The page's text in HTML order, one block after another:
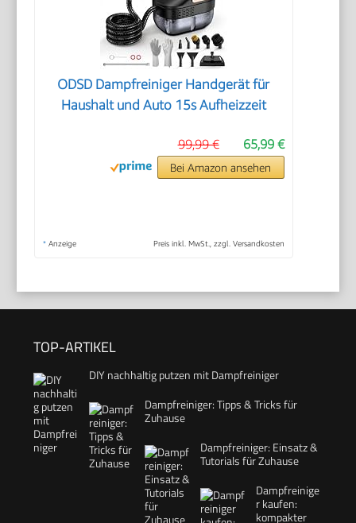
ODSD Dampfreiniger Handgerät für
Haushalt und Auto 15s Aufheizzeit
65,99 €
99,99 €
Bei Amazon ansehen
* Anzeige Preis inkl. MwSt., zzgl. Versandkosten
TOP-ARTIKEL
DIY nachhaltig putzen mit Dampfreiniger
Dampfreiniger: Tipps & Tricks für
Zuhause
Dampfreiniger: Einsatz &
Tutorials für Zuhause
Dampfreinige
r kaufen:
kompakter